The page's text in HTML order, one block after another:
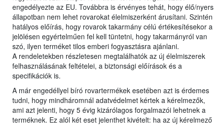
engedélyezte az EU. Továbbra is érvényes tehát, hogy élő/nyers
állapotban nem lehet rovarokat élelmiszerként árusítani. Szintén
hatályos előírás, hogy rovarok takarmány célú értékesítésekor a
jelölésen egyértelműen fel kell tüntetni, hogy takarmányról van
szó, ilyen terméket tilos emberi fogyasztásra ajánlani.
A rendeletekben részletesen megtalálhatók az új élelmiszerek
felhasználásának feltételei, a biztonsági előírások és a
specifikációk is.
A már engedéllyel bíró rovartermékek esetében azt is érdemes
tudni, hogy mindháromnál adatvédelmet kértek a kérelmezők,
ami azt jelenti, hogy 5 évig kizárólagos forgalmazói lehetnek a
terméknek. Ez alól két eset jelenthet kivételt: ha az új kérelmező